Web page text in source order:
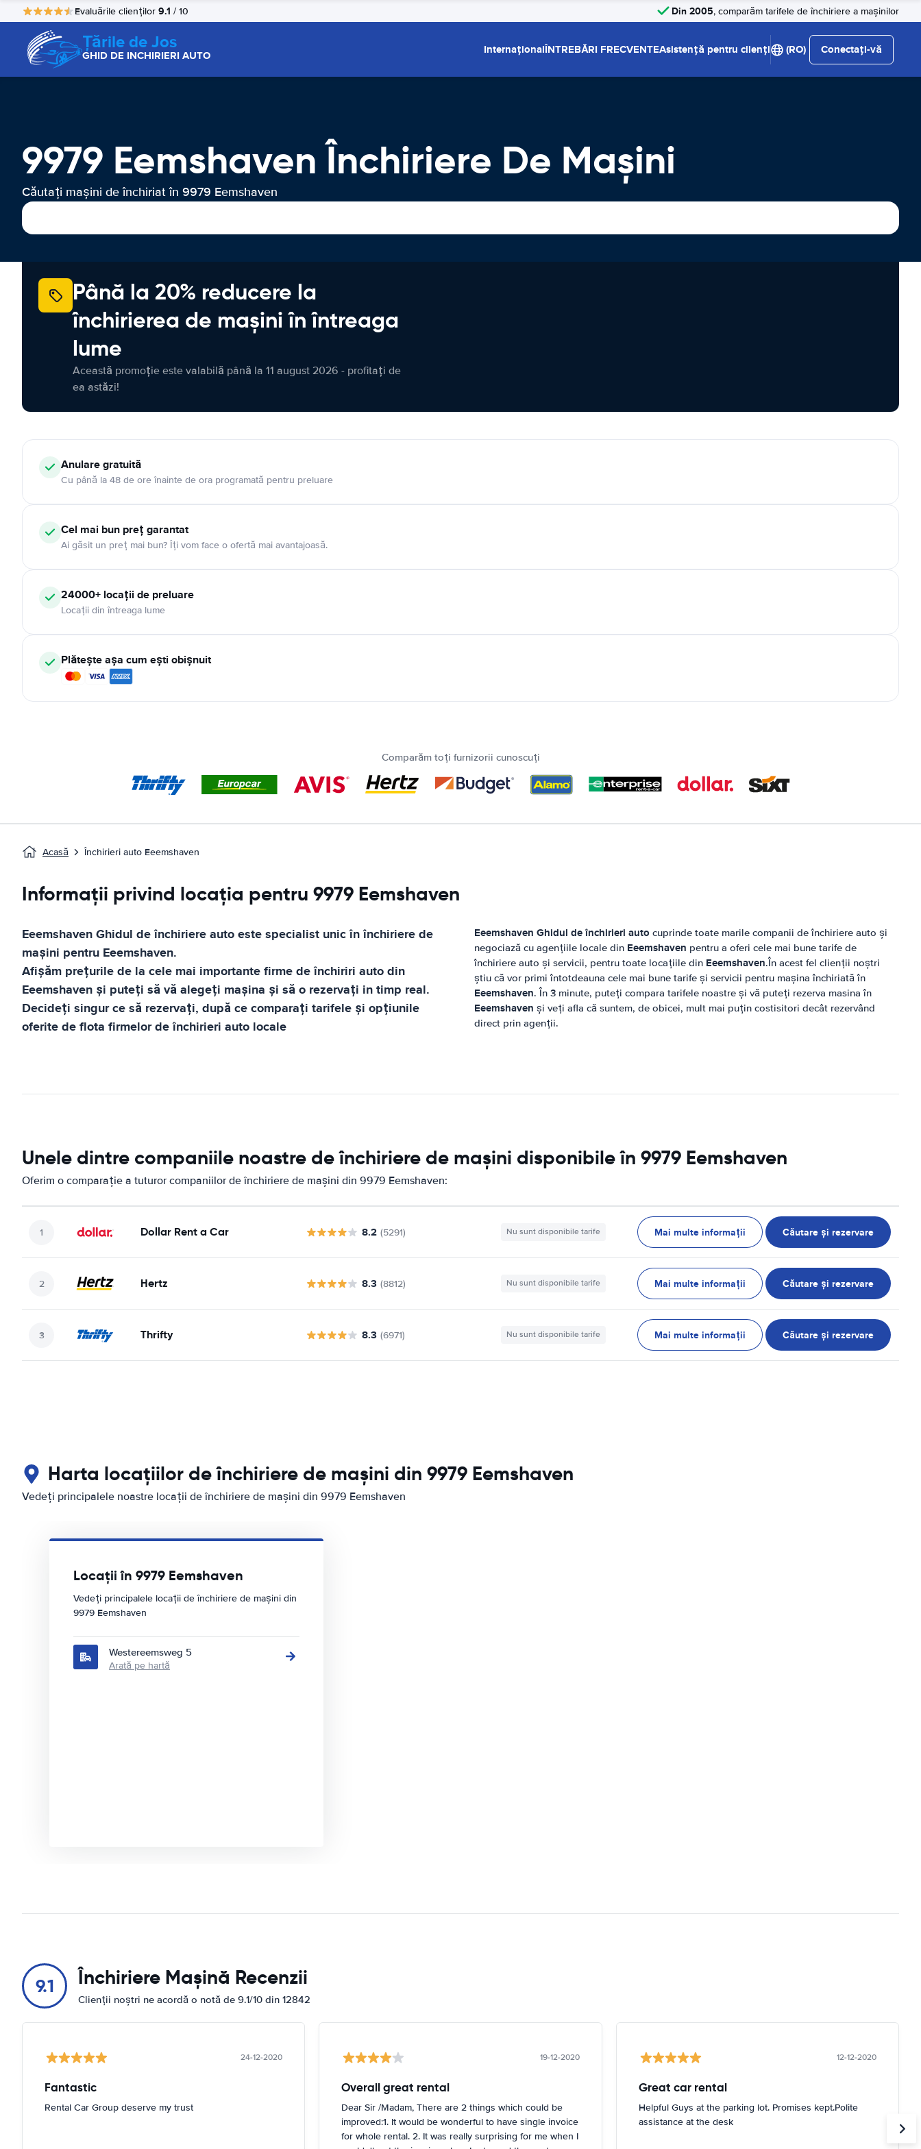
Evaluările clienților 9.1 / 10 Din 2005, comparăm tarifele de închiriere a mașinilor
Țările de Jos
GHID DE INCHIRIERI AUTO InternaționalÎNTREBĂRI FRECVENTEAsistență pentru clienți (RO) Conectați-vă
9979 Eemshaven Închiriere De Maşini
Căutați mașini de închiriat în 9979 Eemshaven
Până la 20% reducere la
închirierea de mașini în întreaga
lume
Această promoție este valabilă până la 11 august 2026 - profitați de
ea astăzi!
Anulare gratuită
Cu până la 48 de ore înainte de ora programată pentru preluare
Cel mai bun preț garantat
Ai găsit un preț mai bun? Îți vom face o ofertă mai avantajoasă.
24000+ locații de preluare
Locații din întreaga lume
Plătește așa cum ești obișnuit
Comparăm toți furnizorii cunoscuți
Acasă Închirieri auto Eeemshaven
Informații privind locația pentru 9979 Eemshaven
EeemshavenGhidul de închiriere autoeste specialist unic în închiriere de
mașini pentru Eeemshaven.
Afișăm prețurile de la cele mai importante firme de închiriri auto din
Eeemshaven și puteți să vă alegeți mașina și să o rezervați in timp real.
Decideți singur ce să rezervați, după ce comparați tarifele și opțiunile
oferite de flota firmelor de închirieri auto locale
Eeemshaven Ghidul de închirieri auto cuprinde toate marile companii de închiriere auto și
negociază cu agențiile locale din Eeemshaven pentru a oferi cele mai bune tarife de
închiriere auto și servicii, pentru toate locațiile din Eeemshaven.În acest fel clienții noștri
știu că vor primi întotdeauna cele mai bune tarife și servicii pentru mașina închiriată în
Eeemshaven. În 3 minute, puteți compara tarifele noastre și vă puteți rezerva masina în
Eeemshaven și veți afla că suntem, de obicei, mult mai puțin costisitori decât rezervând
direct prin agenții.
Unele dintre companiile noastre de închiriere de mașini disponibile în 9979 Eemshaven
Oferim o comparație a tuturor companiilor de închiriere de mașini din 9979 Eemshaven:
Dollar Rent a Car 8.2 (5291) Nu sunt disponibile tarife Mai multe informații Căutare și rezervare
Hertz 8.3 (8812) Nu sunt disponibile tarife Mai multe informații Căutare și rezervare
Thrifty 8.3 (6971) Nu sunt disponibile tarife Mai multe informații Căutare și rezervare
Harta locațiilor de închiriere de mașini din 9979 Eemshaven
Vedeți principalele noastre locații de închiriere de mașini din 9979 Eemshaven
Locații în 9979 Eemshaven
Vedeți principalele locații de închiriere de mașini din
9979 Eemshaven
Westereemsweg 5
Arată pe hartă
9.1 Închiriere Mașină Recenzii
Clienții noștri ne acordă o notă de 9.1/10 din 12842
24-12-2020
Fantastic
Rental Car Group deserve my trust
19-12-2020
Overall great rental
Dear Sir /Madam, There are 2 things which could be
improved:1. It would be wonderful to have single invoice
for whole rental. 2. It was really surprising for me when I
12-12-2020
Great car rental
Helpful Guys at the parking lot. Promises kept.Polite
assistance at the desk